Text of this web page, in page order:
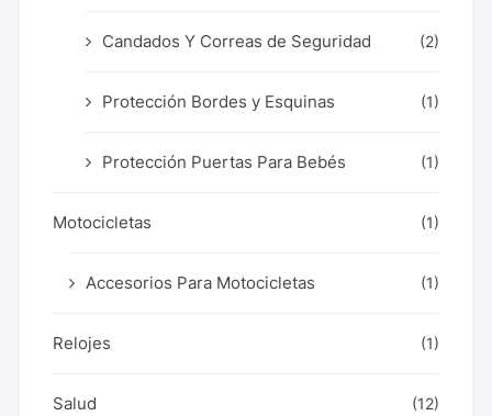
Candados Y Correas de Seguridad (2)
Protección Bordes y Esquinas (1)
Protección Puertas Para Bebés (1)
Motocicletas (1)
Accesorios Para Motocicletas (1)
Relojes (1)
Salud (12)